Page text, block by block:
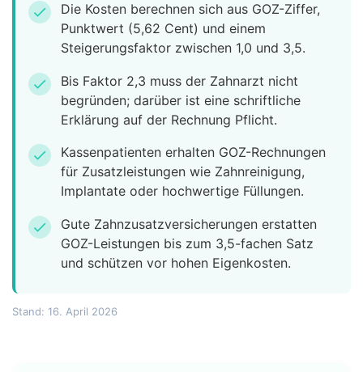
check
Die Kosten berechnen sich aus GOZ-Ziffer,
Punktwert (5,62 Cent) und einem
Steigerungsfaktor zwischen 1,0 und 3,5.
check
Bis Faktor 2,3 muss der Zahnarzt nicht
begründen; darüber ist eine schriftliche
Erklärung auf der Rechnung Pflicht.
check
Kassenpatienten erhalten GOZ-Rechnungen
für Zusatzleistungen wie Zahnreinigung,
Implantate oder hochwertige Füllungen.
check
Gute Zahnzusatzversicherungen erstatten
GOZ-Leistungen bis zum 3,5-fachen Satz
und schützen vor hohen Eigenkosten.
Stand: 16. April 2026